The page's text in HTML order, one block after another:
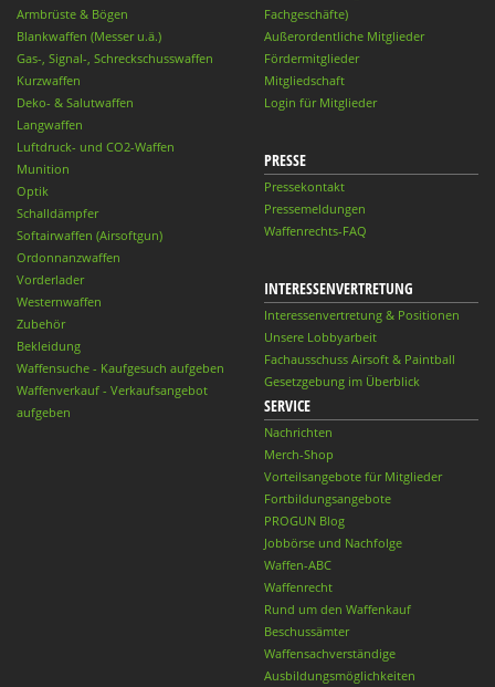
Armbrüste & Bögen
Blankwaffen (Messer u.ä.)
Gas-, Signal-, Schreckschusswaffen
Kurzwaffen
Deko- & Salutwaffen
Langwaffen
Luftdruck- und CO2-Waffen
Munition
Optik
Schalldämpfer
Softairwaffen (Airsoftgun)
Ordonnanzwaffen
Vorderlader
Westernwaffen
Zubehör
Bekleidung
Waffensuche - Kaufgesuch aufgeben
Waffenverkauf - Verkaufsangebot
aufgeben
Fachgeschäfte)
Außerordentliche Mitglieder
Fördermitglieder
Mitgliedschaft
Login für Mitglieder
PRESSE
Pressekontakt
Pressemeldungen
Waffenrechts-FAQ
INTERESSENVERTRETUNG
Interessenvertretung & Positionen
Unsere Lobbyarbeit
Fachausschuss Airsoft & Paintball
Gesetzgebung im Überblick
SERVICE
Nachrichten
Merch-Shop
Vorteilsangebote für Mitglieder
Fortbildungsangebote
PROGUN Blog
Jobbörse und Nachfolge
Waffen-ABC
Waffenrecht
Rund um den Waffenkauf
Beschussämter
Waffensachverständige
Ausbildungsmöglichkeiten